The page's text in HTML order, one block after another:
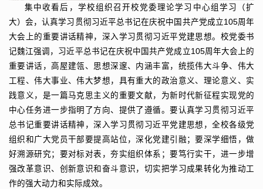
集中收看后，学校组织召开校党委理论学习中心组学习（扩
大）会，认真学习贯彻习近平总书记在庆祝中国共产党成立105周年
大会上的重要讲话精神，深入学习贯彻习近平党建思想。校党委书
记魏江强调，习近平总书记在庆祝中国共产党成立105周年大会上的
重要讲话，高屋建瓴、思想深邃、内涵丰富，统揽伟大斗争、伟大
工程、伟大事业、伟大梦想，具有重大的政治意义、理论意义、实
践意义，是一篇马克思主义的重要文献，为新时代新征程实现党的
中心任务进一步指明了方向、提供了遵循。要认真学习贯彻习近平
总书记重要讲话精神，深入学习贯彻习近平党建思想，全校各级党
组织和广大党员干部要提高站位，深化党建引融；要深学细悟，做
好溯源研究；要对标对表，夯实组织体系；要笃行实干，进一步增
强改革意识、创新意识和奋斗意识，切实把学习成果转化为推动工
作的强大动力和实际成效。